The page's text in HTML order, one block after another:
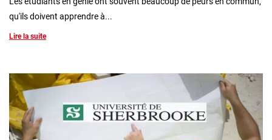
qu'ils doivent apprendre à...
Lire la suite